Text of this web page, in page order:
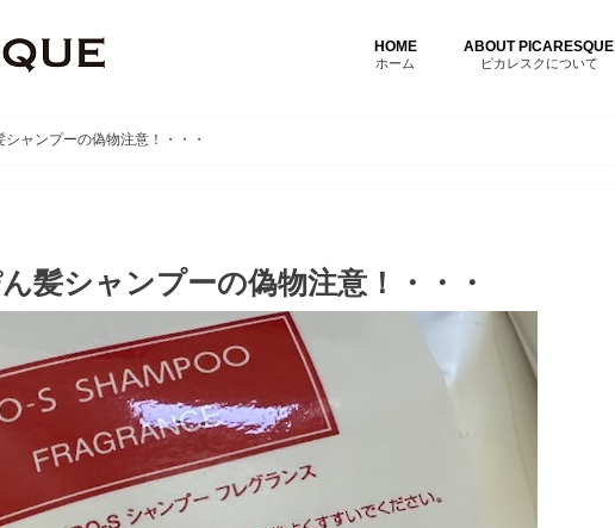
HOME
ホーム
ABOUT PICARESQUE
ピカレスクについて
シャンプーの偽物注意！・・・
髪シャンプーの偽物注意！・・・